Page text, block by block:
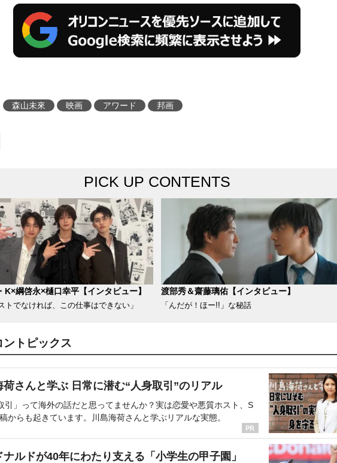
森山未來 映画 アワード 邦画
PICK UP CONTENTS
K×綱啓永×樋口幸平【インタビュー】
トでなければ、この仕事はできない」
渡部秀＆齋藤璃佑【インタビュー】
「んだが！ほー!!」な秘話
ントピックス
荷さんと学ぶ 日常に潜む“人身取引”のリアル
引」って海外の話だと思ってませんか？実は恋愛や悪質ホスト、S
からも起きています。川島海荷さんと学ぶリアルな実態。
ナルドが40年にわたり支える「小学生の甲子園」